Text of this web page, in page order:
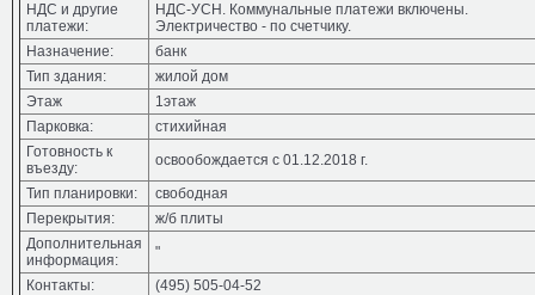
НДС и другие
платежи:
НДС-УСН. Коммунальные платежи включены.
Электричество - по счетчику.
Назначение:
банк
Тип здания:
жилой дом
Этаж
1этаж
Парковка:
стихийная
Готовность к
въезду:
освообождается с 01.12.2018 г.
Тип планировки:
свободная
Перекрытия:
ж/б плиты
Дополнительная
информация:
"
Контакты:
(495) 505-04-52